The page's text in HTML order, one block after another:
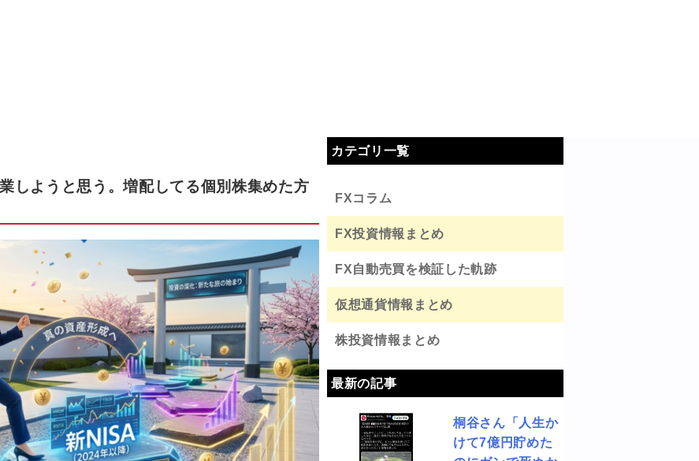
しようと思う。増配してる個別株集めた方
カテゴリ一覧
FXコラム
FX投資情報まとめ
FX自動売買を検証した軌跡
仮想通貨情報まとめ
株投資情報まとめ
最新の記事
桐谷さん「人生か
けて7億円貯めた